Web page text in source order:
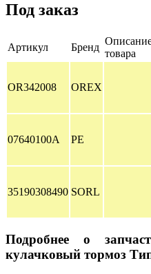
Под заказ
Артикул Бренд
товара
OR342008 OREX
07640100A PE
35190308490 SORL
Подробнее о
кулачковый тормоз